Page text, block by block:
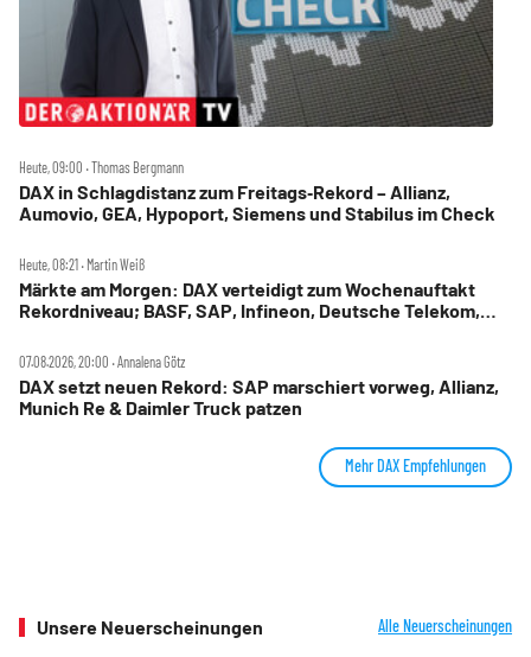
Heute, 09:00 ‧ Thomas Bergmann
DAX in Schlagdistanz zum Freitags‑Rekord – Allianz,
Aumovio, GEA, Hypoport, Siemens und Stabilus im Check
Heute, 08:21 ‧ Martin Weiß
Märkte am Morgen: DAX verteidigt zum Wochenauftakt
Rekordniveau; BASF, SAP, Infineon, Deutsche Telekom,
07.08.2026, 20:00 ‧ Annalena Götz
DAX setzt neuen Rekord: SAP marschiert vorweg, Allianz,
Munich Re & Daimler Truck patzen
Mehr DAX Empfehlungen
Unsere Neuerscheinungen Alle Neuerscheinungen